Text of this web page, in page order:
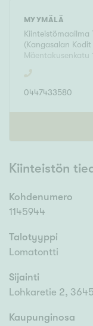
MYYMÄLÄ
Kiinteistömaailma
(Kangasalan
Mäentakusenkatu 1
0447433580
Kiinteistön
Kohdenumero
1145944
Talotyyppi
Lomatontti
Sijainti
Lohkaretie 2,
Kaupunginosa